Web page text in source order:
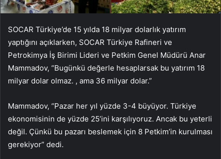
SOCAR Türkiye’de 15 yılda 18 milyar dolarlık yatırım
yaptığını açıklarken, SOCAR Türkiye Rafineri ve
Petrokimya İş Birimi Lideri ve Petkim Genel Müdürü Anar
Mammadov, “Bugünkü değerle hesaplarsak bu yatırım 18
milyar dolar olmaz. , ama 36 milyar dolar.”
Mammadov, “Pazar her yıl yüzde 3-4 büyüyor. Türkiye
ekonomisinin de yüzde 25’ini karşılıyoruz. Ancak bu yeterli
değil. Çünkü bu pazarı beslemek için 8 Petkim’in kurulması
gerekiyor” dedi.